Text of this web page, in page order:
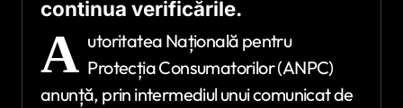
continua verificările.
A utoritatea Națională pentru
Protecția Consumatorilor (ANPC)
anunță, prin intermediul unui comunicat de